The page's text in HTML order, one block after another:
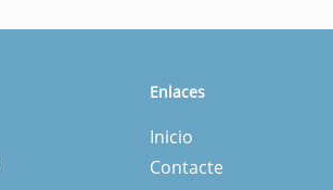
Enlaces
Inicio
Contacte